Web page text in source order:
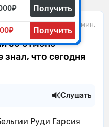
Получить
Получить
1 мин.
об отмене
знал, что сегодня
Слушать
Руди Гарсия